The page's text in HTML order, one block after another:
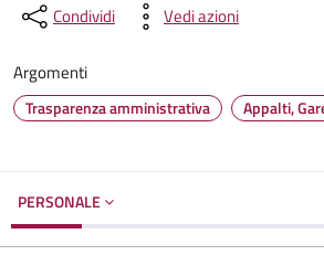
Condividi Vedi azioni
Argomenti
Trasparenza amministrativa Appalti,
PERSONALE